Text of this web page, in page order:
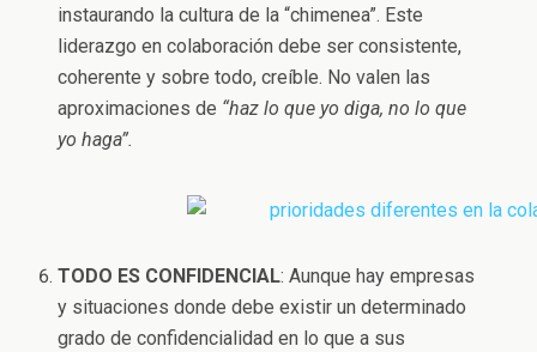
instaurando la cultura de la “chimenea”. Este
liderazgo en colaboración debe ser consistente,
coherente y sobre todo, creíble. No valen las
aproximaciones de “haz lo que yo diga, no lo que
yo haga”.
TODO ES CONFIDENCIAL: Aunque hay empresas
y situaciones donde debe existir un determinado
grado de confidencialidad en lo que a sus